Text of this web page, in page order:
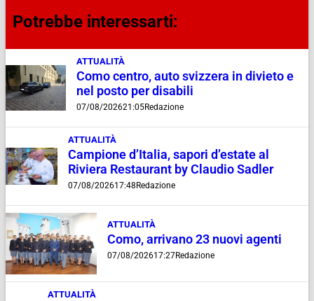
Potrebbe interessarti:
ATTUALITÀ
Como centro, auto svizzera in divieto e
nel posto per disabili
07/08/202621:05Redazione
ATTUALITÀ
Campione d’Italia, sapori d’estate al
Riviera Restaurant by Claudio Sadler
07/08/202617:48Redazione
ATTUALITÀ
Como, arrivano 23 nuovi agenti
07/08/202617:27Redazione
ATTUALITÀ